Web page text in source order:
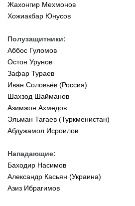
Жахонгир Мехмонов
Хожиакбар Юнусов
Полузащитники:
Аббос Гуломов
Остон Урунов
Зафар Тураев
Иван Соловьёв (Россия)
Шахзод Шайманов
Азимжон Ахмедов
Эльман Тагаев (Туркменистан)
Абдужамол Исроилов
Нападающие:
Баходир Насимов
Александр Касьян (Украина)
Азиз Ибрагимов